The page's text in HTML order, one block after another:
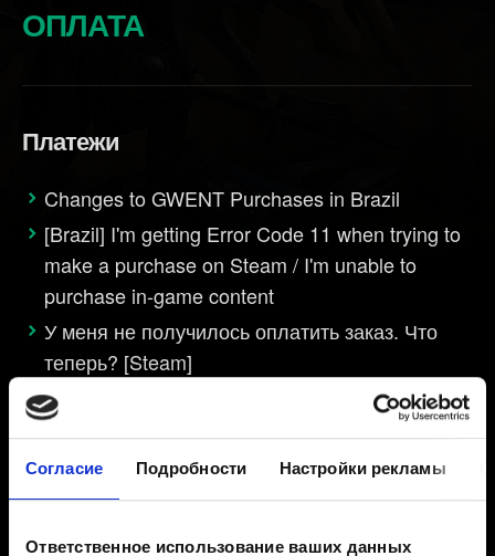
Согласие Подробности Настройки рекламы
Ответственное использование ваших данных
ОПЛАТА
Платежи
Changes to GWENT Purchases in Brazil
[Brazil] I'm getting Error Code 11 when trying to
make a purchase on Steam / I'm unable to
purchase in-game content
У меня не получилось оплатить заказ. Что
теперь? [Steam]
Средства списались, но предмет не был
добавлен [GOG]
У меня не получилось оплатить заказ. Что
теперь? [GOG]